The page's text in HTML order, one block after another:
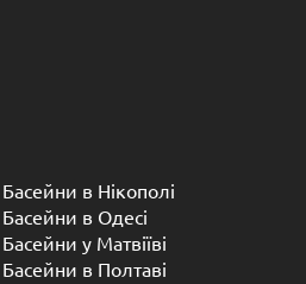
Басейни в Нікополі
Басейни в Одесі
Басейни у Матвіїві
Басейни в Полтаві